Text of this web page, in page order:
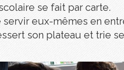
se fait par carte.
eux-mêmes en
son plateau et trie